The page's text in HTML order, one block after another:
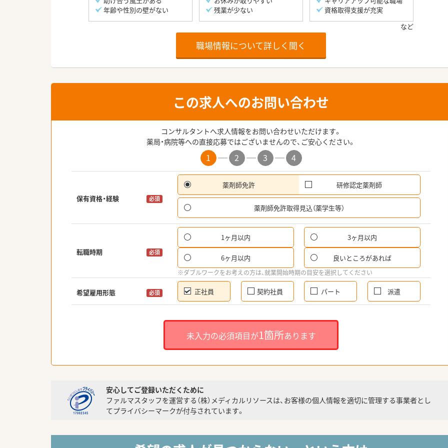
年齢や性別の壁がない
残業が少ない
資格取得支援が充実
職場情報について詳しく聞く
この求人へのお問い合わせ
コンサルタントへ求人情報をお問い合わせいただけます。
薬局・病院等への直接応募ではございませんので、ご安心ください。
1 2 3 4
保有資格・経験 必須
薬剤師免許 研修認定薬剤師
薬剤師免許取得見込（薬学生等）
転職時期 必須
1ヶ月以内 3ヶ月以内
6ヶ月以内 良いところがあれば
※ダブルワークをお考えの方は、就業開始時期の目安を選択してください
希望雇用形態 必須 正社員 契約社員 パート 派遣
未入力の必須項目が1箇所あります
安心してご登録いただくために
ファルマスタッフを運営する（株）メディカルリソースは、お客様の個人情報を適切に管理する事業者とし
てプライバシーマークが付与されています。